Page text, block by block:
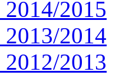
2014/2015
2013/2014
2012/2013